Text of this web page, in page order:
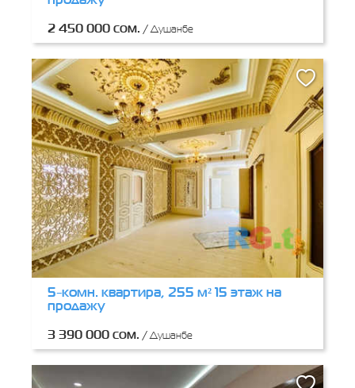
2 450 000 сом. / Душанбе
5-комн. квартира, 255 м² 15 этаж на
продажу
3 390 000 сом. / Душанбе